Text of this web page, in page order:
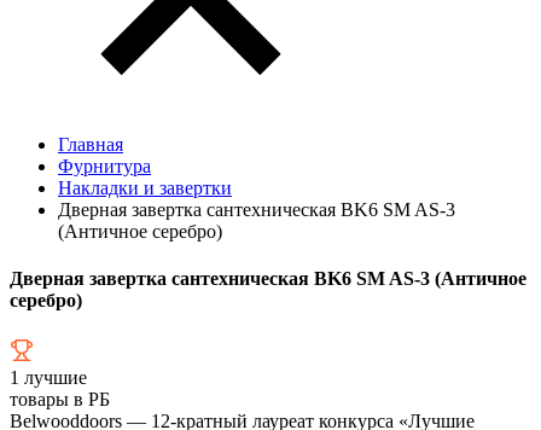
Главная
Фурнитура
Накладки и завертки
Дверная завертка сантехническая BK6 SM AS-3
(Античное серебро)
Дверная завертка сантехническая BK6 SM AS-3 (Античное
серебро)
1 лучшие
товары в РБ
Belwooddoors — 12-кратный лауреат конкурса «Лучшие